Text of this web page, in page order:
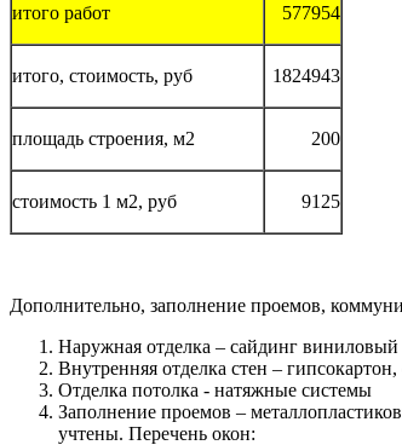
итого работ 577954
итого, стоимость, руб 1824943
площадь строения, м2 200
стоимость 1 м2, руб 9125
Дополнительно, заполнение проемов,
Наружная отделка – сайдинг виниловый
Внутренняя отделка стен –
Отделка потолка - натяжные системы
Заполнение проемов –
учтены. Перечень окон: